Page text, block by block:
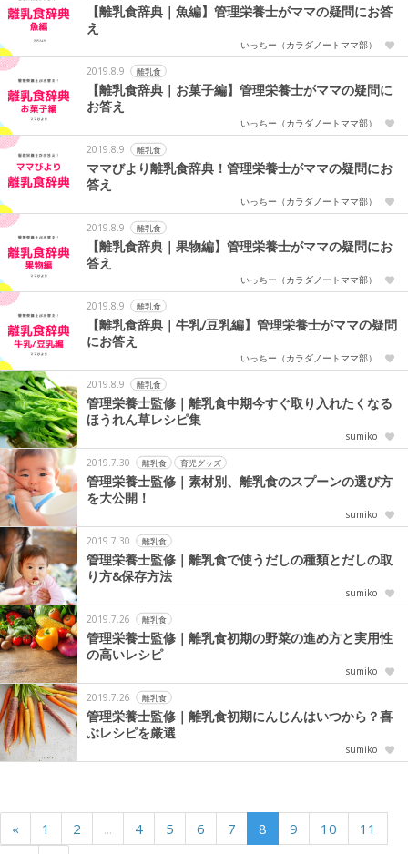
【離乳食辞典｜魚編】管理栄養士がママの疑問にお答
え
いっちー（カラダノートママ部）
2019.8.9 離乳食
【離乳食辞典｜お菓子編】管理栄養士がママの疑問に
お答え
いっちー（カラダノートママ部）
2019.8.9 離乳食
ママびより離乳食辞典！管理栄養士がママの疑問にお
答え
いっちー（カラダノートママ部）
2019.8.9 離乳食
【離乳食辞典｜果物編】管理栄養士がママの疑問にお
答え
いっちー（カラダノートママ部）
2019.8.9 離乳食
【離乳食辞典｜牛乳/豆乳編】管理栄養士がママの疑問
にお答え
いっちー（カラダノートママ部）
2019.8.9 離乳食
管理栄養士監修｜離乳食中期今すぐ取り入れたくなる
ほうれん草レシピ集
sumiko
2019.7.30 離乳食 育児グッズ
管理栄養士監修｜素材別、離乳食のスプーンの選び方
を大公開！
sumiko
2019.7.30 離乳食
管理栄養士監修｜離乳食で使うだしの種類とだしの取
り方&保存方法
sumiko
2019.7.26 離乳食
管理栄養士監修｜離乳食初期の野菜の進め方と実用性
の高いレシピ
sumiko
2019.7.26 離乳食
管理栄養士監修｜離乳食初期にんじんはいつから？喜
ぶレシピを厳選
sumiko
« 1 2 ... 4 5 6 7 8 9 10
11